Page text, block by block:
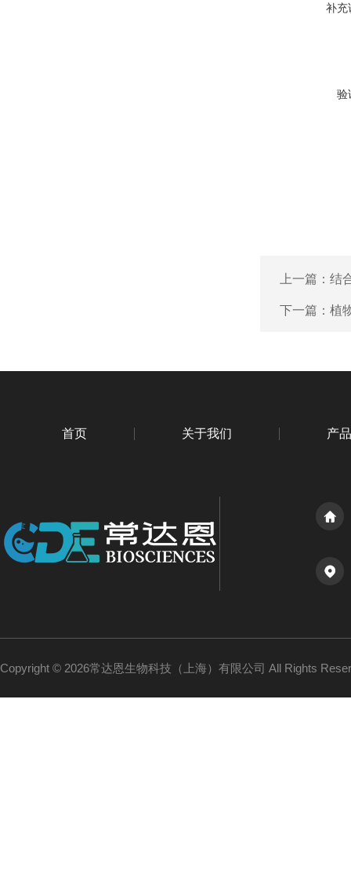
补充
验
上一篇： 结
下一篇： 植
首页 关于我们 产
Copyright © 2026常达恩生物科技（上海）有限公司 All Rights